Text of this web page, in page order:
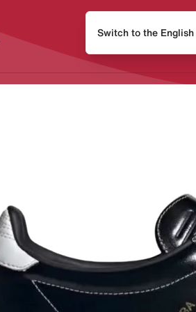
Switch to the English